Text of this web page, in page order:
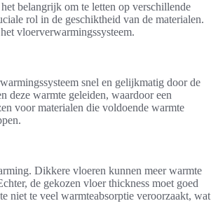
belangrijk om te letten op verschillende
rol in de geschiktheid van de materialen.
vloerverwarmingssysteem.
snel en gelijkmatig door de
deze warmte geleiden, waardoor een
voor materialen die voldoende warmte
Dikkere vloeren kunnen meer warmte
de gekozen vloer thickness moet goed
niet te veel warmteabsorptie veroorzaakt, wat